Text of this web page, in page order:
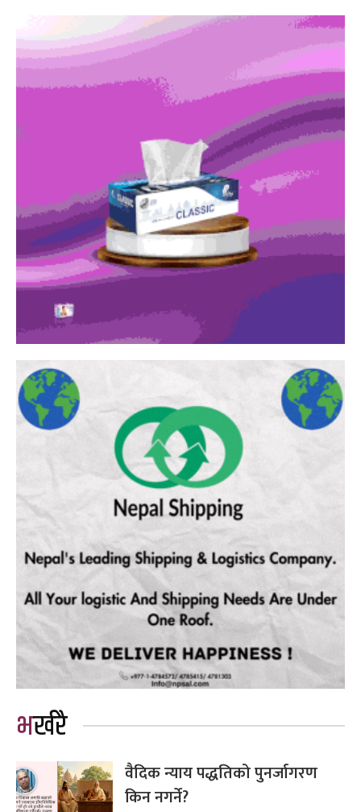
भर्खरै
वैदिक न्याय पद्धतिको पुनर्जागरण
किन नगर्ने?